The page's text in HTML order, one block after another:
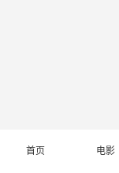
首页 电影